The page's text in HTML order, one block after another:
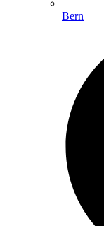
Bern